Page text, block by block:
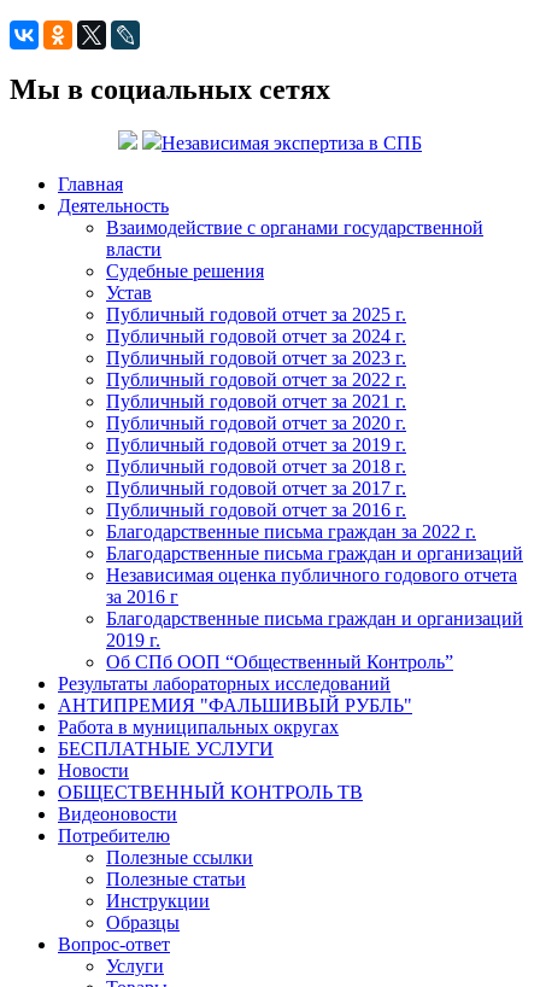
Мы в социальных сетях
Независимая экспертиза в СПБ
Главная
Деятельность
Взаимодействие с органами государственной
власти
Судебные решения
Устав
Публичный годовой отчет за 2025 г.
Публичный годовой отчет за 2024 г.
Публичный годовой отчет за 2023 г.
Публичный годовой отчет за 2022 г.
Публичный годовой отчет за 2021 г.
Публичный годовой отчет за 2020 г.
Публичный годовой отчет за 2019 г.
Публичный годовой отчет за 2018 г.
Публичный годовой отчет за 2017 г.
Публичный годовой отчет за 2016 г.
Благодарственные письма граждан за 2022 г.
Благодарственные письма граждан и организаций
Независимая оценка публичного годового отчета
за 2016 г
Благодарственные письма граждан и организаций
2019 г.
Об СПб ООП “Общественный Контроль”
Результаты лабораторных исследований
АНТИПРЕМИЯ "ФАЛЬШИВЫЙ РУБЛЬ"
Работа в муниципальных округах
БЕСПЛАТНЫЕ УСЛУГИ
Новости
ОБЩЕСТВЕННЫЙ КОНТРОЛЬ ТВ
Видеоновости
Потребителю
Полезные ссылки
Полезные статьи
Инструкции
Образцы
Вопрос-ответ
Услуги